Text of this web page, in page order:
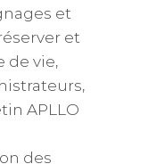
et
et
de vie,
APLLO
des